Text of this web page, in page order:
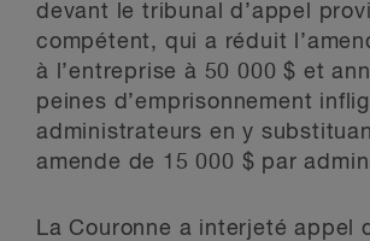
devant le tribunal d’appel
compétent, qui a réduit
à l’entreprise à 50 000 $ et
peines d’emprisonnement
administrateurs en y
amende de 15 000 $ par
La Couronne a interjeté appel